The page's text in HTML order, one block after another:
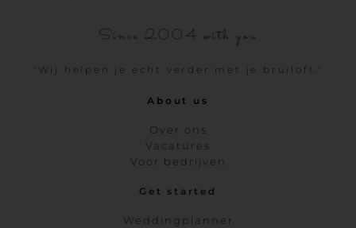
Since 2004 with you
"Wij helpen je echt verder met je bruiloft."
About us
Over ons
Vacatures
Voor bedrijven
Get started
Weddingplanner